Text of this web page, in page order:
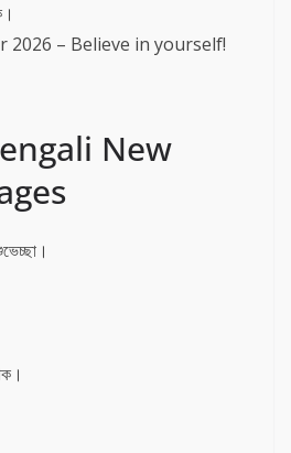
2026 – Believe in yourself!
New